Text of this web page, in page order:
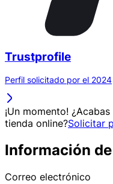
Trustprofile
Perfil solicitado por el 2024
¡Un momento!
tienda online?Solicitar
Información
Correo electrónico